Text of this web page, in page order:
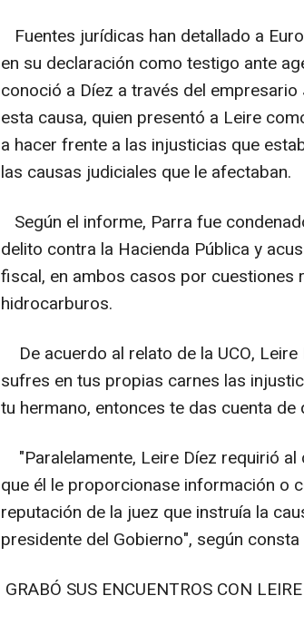
Fuentes jurídicas han detallado a
en su declaración como testigo ante
conoció a Díez a través del
esta causa, quien presentó a Leire
a hacer frente a las injusticias que
las causas judiciales que le afectaban.
Según el informe, Parra fue
delito contra la Hacienda Pública y
fiscal, en ambos casos por cuestiones
hidrocarburos.
De acuerdo al relato de la UCO,
sufres en tus propias carnes las
tu hermano, entonces te das cuenta de
"Paralelamente, Leire Díez requirió
que él le proporcionase información o
reputación de la juez que instruía la
presidente del Gobierno", según
GRABÓ SUS ENCUENTROS CON LEIRE